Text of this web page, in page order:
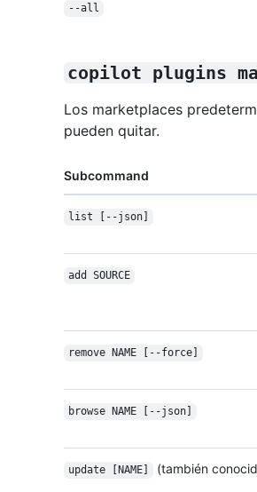
--all
copilot plugins
Los marketplaces
pueden quitar.
Subcommand
list [--json]
add SOURCE
remove NAME [--force]
browse NAME [--json]
update [NAME] (también